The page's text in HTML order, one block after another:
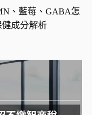
、藍莓、GABA怎
成分解析